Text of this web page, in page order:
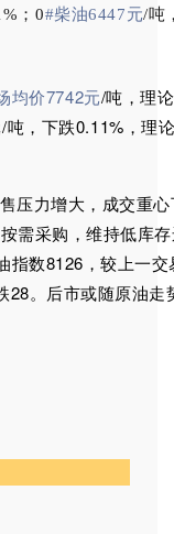
；0#柴油6447元/吨
均价7742元/吨，理
，下跌0.11%，理
压力增大，成交重
需采购，维持低库
指数8126 ，较上一
28。 后市或随原油走